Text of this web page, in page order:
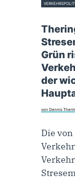
Grün
der
von Dennis
Die